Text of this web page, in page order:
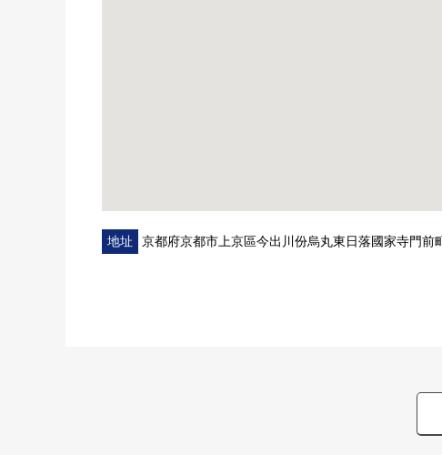
地址 京都府京都市上京區今出川份烏丸東日落國家寺門前町